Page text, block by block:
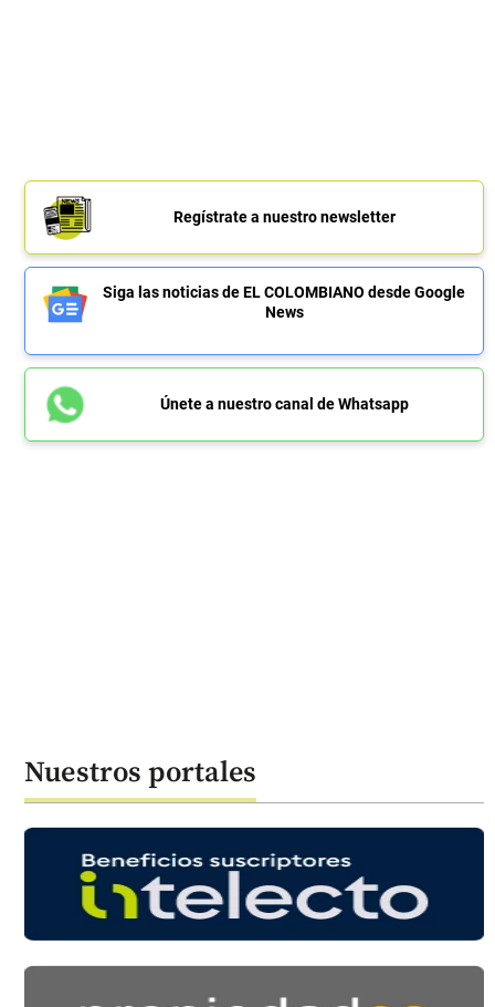
Regístrate a nuestro newsletter
Siga las noticias de EL COLOMBIANO desde Google
News
Únete a nuestro canal de Whatsapp
Nuestros portales